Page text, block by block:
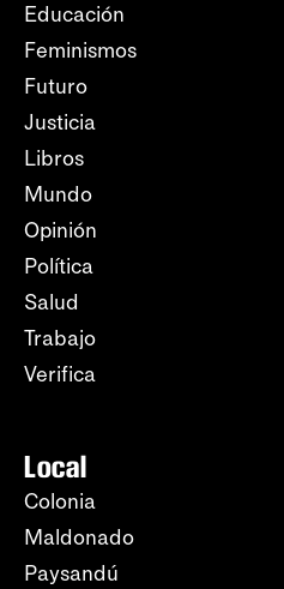
Educación
Feminismos
Futuro
Justicia
Libros
Mundo
Opinión
Política
Salud
Trabajo
Verifica
Local
Colonia
Maldonado
Paysandú